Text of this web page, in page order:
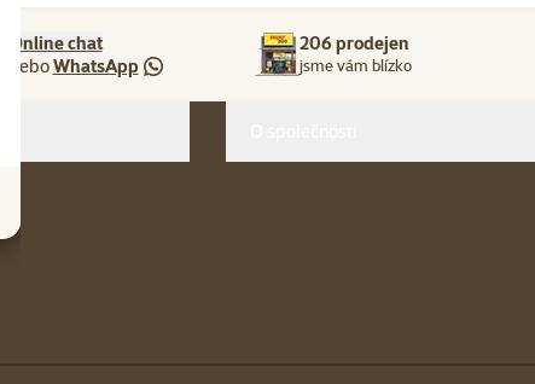
Online chat
neboWhatsApp
206 prodejen
jsme vám blízko